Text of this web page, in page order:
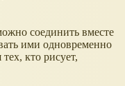
соединить вместе
ими одновременно
кто рисует,